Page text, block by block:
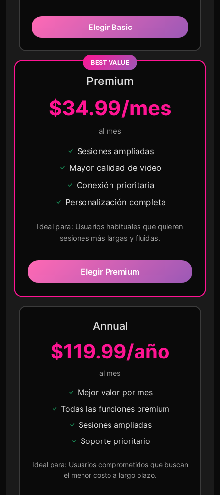
Elegir Basic
Premium
$34.99/mes
al mes
Sesiones ampliadas
Mayor calidad de video
Conexión prioritaria
Personalización completa
Ideal para: Usuarios habituales que quieren
sesiones más largas y fluidas.
Elegir Premium
Annual
$119.99/año
al mes
Mejor valor por mes
Todas las funciones premium
Sesiones ampliadas
Soporte prioritario
Ideal para: Usuarios comprometidos que buscan
el menor costo a largo plazo.